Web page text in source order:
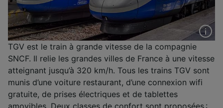
TGV est le train à grande vitesse de la compagnie
SNCF. Il relie les grandes villes de France à une vitesse
atteignant jusqu’à 320 km/h. Tous les trains TGV sont
munis d’une voiture restaurant, d’une connexion wifi
gratuite, de prises électriques et de tablettes
amovibles. Deux classes de confort sont proposées :